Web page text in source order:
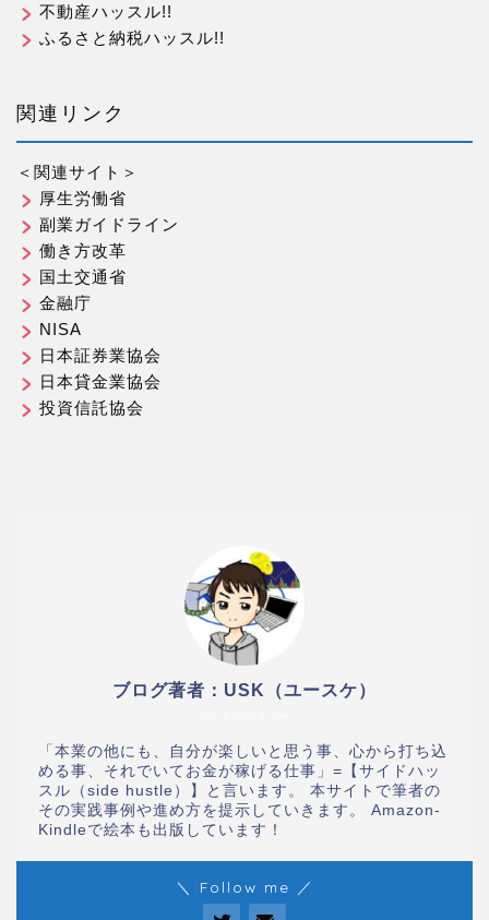
不動産ハッスル!!
ふるさと納税ハッスル!!
関連リンク
＜関連サイト＞
厚生労働省
副業ガイドライン
働き方改革
国土交通省
金融庁
NISA
日本証券業協会
日本貸金業協会
投資信託協会
ブログ著者：USK（ユースケ）
「本業の他にも、自分が楽しいと思う事、心から打ち込
める事、それでいてお金が稼げる仕事」=【サイドハッ
スル（side hustle）】と言います。 本サイトで筆者の
その実践事例や進め方を提示していきます。 Amazon-
Kindleで絵本も出版しています！
＼ Follow me ／